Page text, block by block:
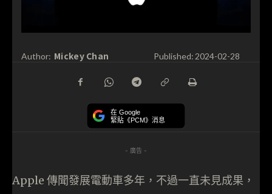
Author: Mickey Chan Published: 2024-02-28
在 Google
緊貼《PCM》消息
- 廣告 -
Apple 傳聞發展電動車多年，不過一直未見成果，